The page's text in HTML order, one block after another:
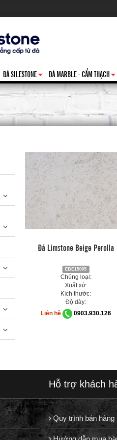
+
ĐÁ SILESTONE ĐÁ MARBLE - CẨM THẠCH
Đá Limstone Beige Perolla
EBE15005
Chủng loại:
Xuất xứ:
Kích thước:
Độ dày:
Liên hệ
0903.930.126
Hỗ trợ khách
Quy trình bán hàng